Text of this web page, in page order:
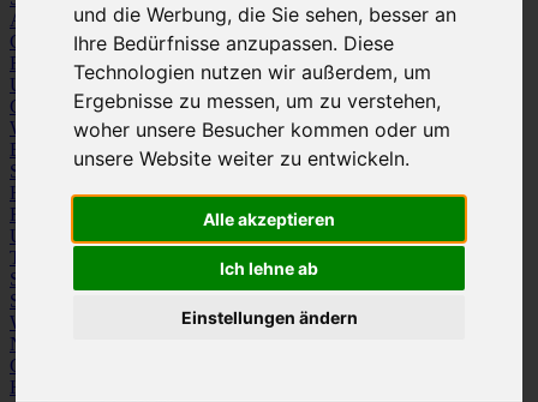
und die Werbung, die Sie sehen, besser an
Ihre Bedürfnisse anzupassen. Diese
Technologien nutzen wir außerdem, um
Ergebnisse zu messen, um zu verstehen,
woher unsere Besucher kommen oder um
unsere Website weiter zu entwickeln.
Alle akzeptieren
Ich lehne ab
Einstellungen ändern
ArbeitskleidungKrawatten und Tücher
Caps
Mützen und Schals
Frottierware
Kissen & Tischwäsche
UnderwearStrümpfe / Socken
Gürtel
Schuhe
Werbeartikel
Büro
SchreibgeräteMedien
Schlüsselanhänger & ChiphalterLanyards, Armbänder & Pins
HaushaltTassen, Gläser, Kannen, BecherWerkzeuge & Messer
Freizeit, Reisen, Outdoor
Strand & Camping
Uhren
Licht & Optik
Taschen
Rucksäcke
Schlüsseletuis & Brieftaschen
Spiele
Weitere Kategorien
News & Evergreens
Grüne Welle
Hergestellt in Europa